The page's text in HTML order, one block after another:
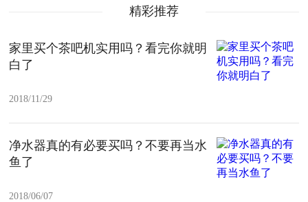
精彩推荐
家里买个茶吧机实用吗？看完你就明
白了
2018/11/29
净水器真的有必要买吗？不要再当水
鱼了
2018/06/07